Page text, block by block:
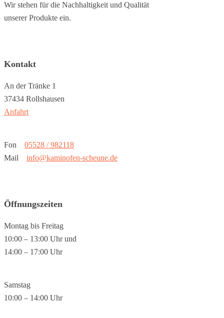
Wir stehen für die Nachhaltigkeit und Qualität
unserer Produkte ein.
Kontakt
An der Tränke 1
37434 Rollshausen
Anfahrt
Fon 05528 / 982118
Mail info@kaminofen-scheune.de
Öffnungszeiten
Montag bis Freitag
10:00 – 13:00 Uhr und
14:00 – 17:00 Uhr
Samstag
10:00 – 14:00 Uhr